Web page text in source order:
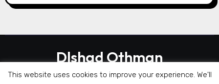
Dlshad Othman
This website uses cookies to improve your experience. We'll